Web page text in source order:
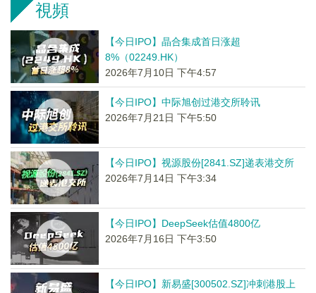
視頻
【今日IPO】晶合集成首日涨超
8%（02249.HK）
2026年7月10日 下午4:57
【今日IPO】中际旭创过港交所聆讯
2026年7月21日 下午5:50
【今日IPO】视源股份[2841.SZ]递表港交所
2026年7月14日 下午3:34
【今日IPO】DeepSeek估值4800亿
2026年7月16日 下午3:50
【今日IPO】新易盛[300502.SZ]冲刺港股上